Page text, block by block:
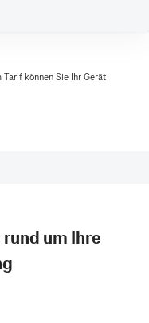
können Sie Ihr Gerät